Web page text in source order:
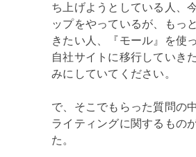
ち上げようとしている人、
ップをやっているが、もっ
きたい人、『モール』を使
自社サイトに移行していき
みにしていてください。
で、そこでもらった質問の
ライティングに関するもの
た。